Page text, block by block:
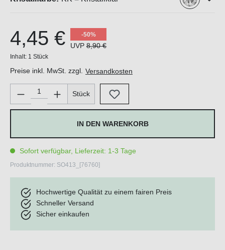
4,45 € -50%
UVP 8,90 €
Inhalt: 1 Stück
Preise inkl. MwSt. zzgl. Versandkosten
Produkt Anzahl: Gib den gewünschten Wert ein oder
Stück
IN DEN WARENKORB
Sofort verfügbar, Lieferzeit: 1-3 Tage
Produktnummer: SO413_[76760]
Hochwertige Qualität zu einem fairen Preis
Schneller Versand
Sicher einkaufen